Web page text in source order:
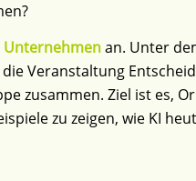
Unternehmenan. Unter
Veranstaltung
zusammen. Ziel ist es,
zu zeigen, wie KI